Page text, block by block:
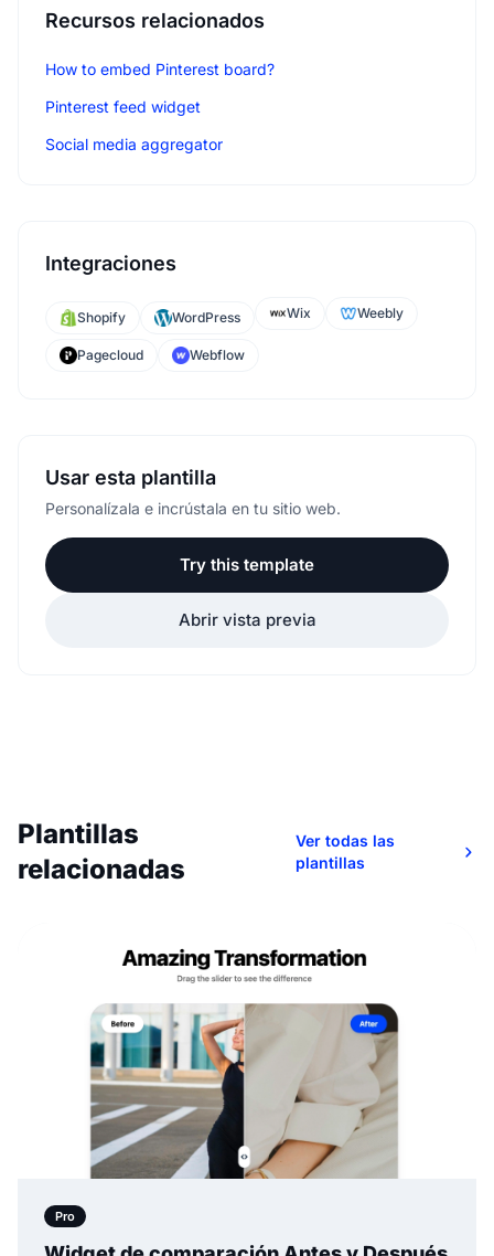
Recursos relacionados
How to embed Pinterest board?
Pinterest feed widget
Social media aggregator
Integraciones
Shopify WordPress Wix Weebly
Pagecloud Webflow
Usar esta plantilla
Personalízala e incrústala en tu sitio web.
Try this template
Abrir vista previa
Plantillas
relacionadas
Ver todas las
plantillas
Pro